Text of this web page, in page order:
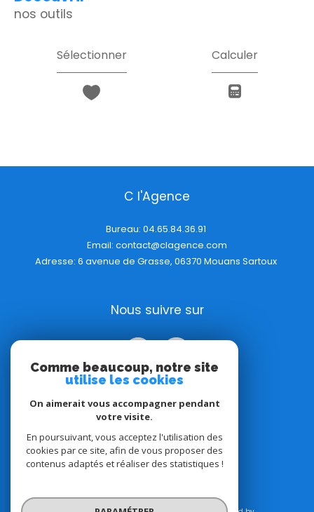
nos outils
Sélectionner Calculer
C l'Agence
Bureau: 04.65.84.36.91
Email: contact@clagence.com
Adresse: 6 avenue de Grasse, 06370 Mouans Sartoux
Nous suivre sur
Comme beaucoup, notre site
utilise les cookies
On aimerait vous accompagner pendant
votre visite.
En poursuivant, vous acceptez l'utilisation des
cookies par ce site, afin de vous proposer des
contenus adaptés et réaliser des statistiques !